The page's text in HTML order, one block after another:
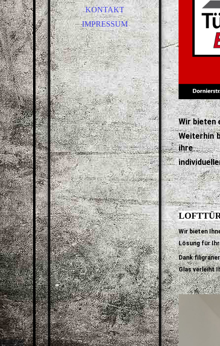
SICHERHEITSTECHNIK
INSEKTENSCHUTZ
SONNENSCHUTZ
INNENTÜREN
GANZGLASTÜREN
WOHNUNGSEINGANGSTÜ
REN
SCHIEBETÜREN
RENOVIERUNGSELEMENT
E
RAUMSPARTÜREN
BESCHLÄGE
SONDERANFERTIGUNGEN
DICHTUNGEN
KONTAKT
IMPRESSUM
Wir bieten
Weiterhin
ihre
Wir bieten
Lösung für
Dank
Glas verleiht